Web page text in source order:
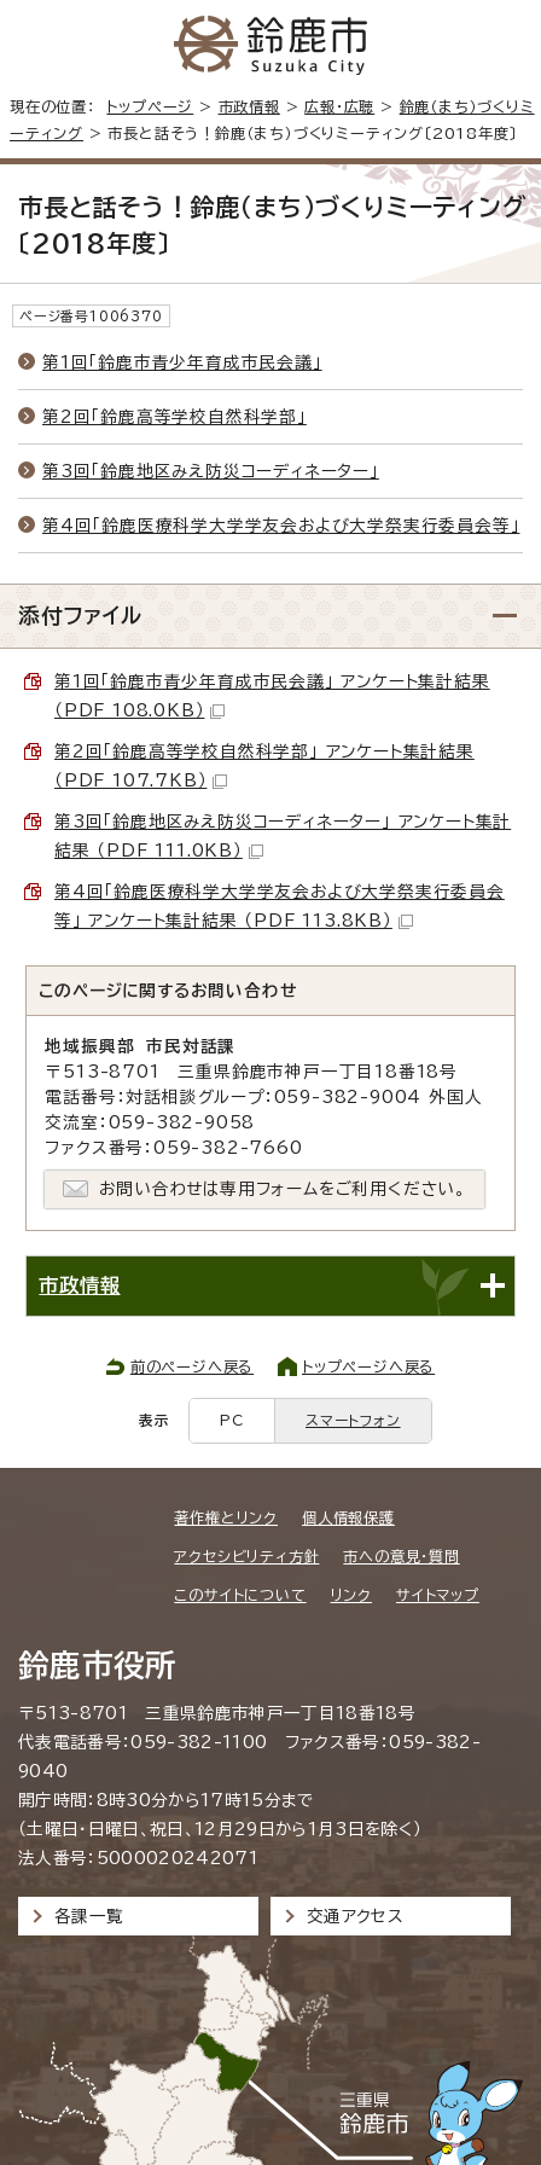
現在の位置： トップページ > 市政情報 >広報・広聴 > 鈴鹿（まち）づくりミ
ーティング > 市長と話そう！鈴鹿（まち）づくりミーティング〔2018年度〕
市長と話そう！鈴鹿（まち）づくりミーティング
〔2018年度〕
ページ番号1006370
第1回「鈴鹿市青少年育成市民会議」
第2回「鈴鹿高等学校自然科学部」
第3回「鈴鹿地区みえ防災コーディネーター」
第4回「鈴鹿医療科学大学学友会および大学祭実行委員会等」
添付ファイル
第1回「鈴鹿市青少年育成市民会議」 アンケート集計結果
（PDF 108.0KB）
第2回「鈴鹿高等学校自然科学部」 アンケート集計結果
（PDF 107.7KB）
第3回「鈴鹿地区みえ防災コーディネーター」 アンケート集計
結果 （PDF 111.0KB）
第4回「鈴鹿医療科学大学学友会および大学祭実行委員会
等」 アンケート集計結果 （PDF 113.8KB）
このページに関する お問い合わせ
地域振興部 市民対話課
〒513-8701 三重県鈴鹿市神戸一丁目18番18号
電話番号：対話相談グループ：059-382-9004 外国人
交流室：059-382-9058
ファクス番号：059-382-7660
お問い合わせは専用フォームをご利用ください。
市政情報
前のページへ戻る トップページへ戻る
表示 PC スマートフォン
著作権とリンク 個人情報保護
アクセシビリティ方針 市への意見・質問
このサイトについて リンク サイトマップ
鈴鹿市役所
〒513-8701 三重県鈴鹿市神戸一丁目18番18号
代表電話番号：059-382-1100 ファクス番号：059-382-
9040
開庁時間：8時30分から17時15分まで
（土曜日・日曜日、祝日、12月29日から1月3日を除く）
法人番号：5000020242071
各課一覧 交通アクセス